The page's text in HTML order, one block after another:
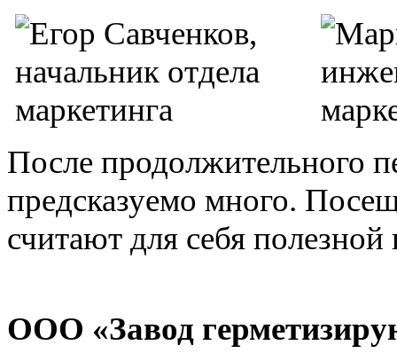
После продолжительного
предсказуемо много.
считают для себя полезной
ООО «Завод